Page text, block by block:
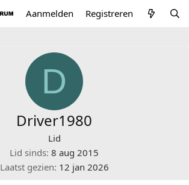
Aanmelden Registreren
D
Driver1980
Lid
Lid sinds 8 aug 2015
Laatst gezien 12 jan 2026